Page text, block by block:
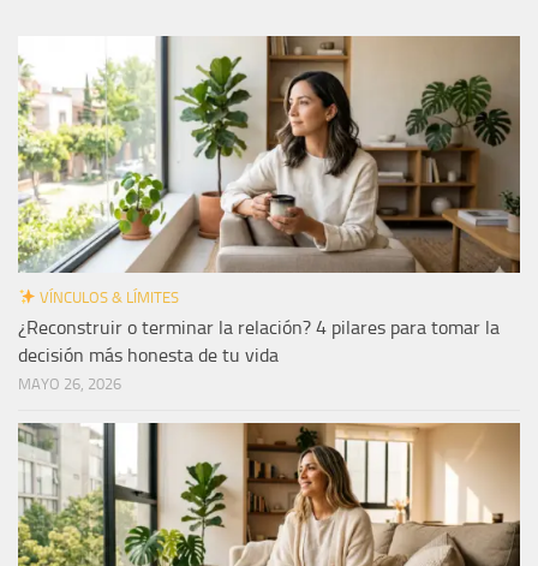
VÍNCULOS & LÍMITES
¿Reconstruir o terminar la relación? 4 pilares para tomar la
decisión más honesta de tu vida
MAYO 26, 2026